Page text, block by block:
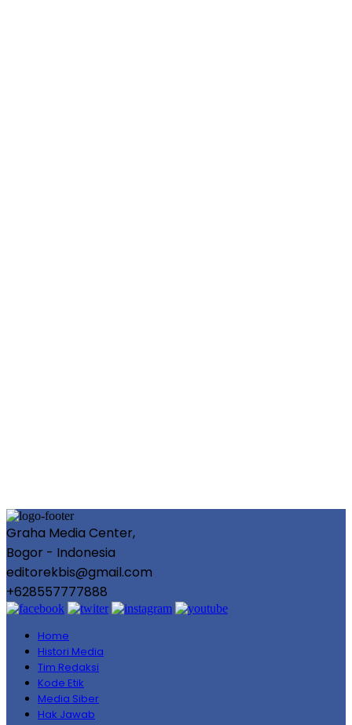
Graha Media Center,
Bogor - Indonesia
editorekbis@gmail.com
+628557777888
Home
Histori Media
Tim Redaksi
Kode Etik
Media Siber
Hak Jawab